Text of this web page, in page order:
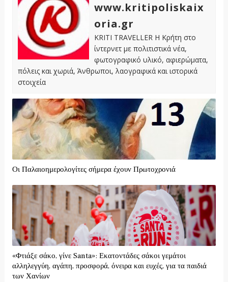
www.kritipoliskaix
oria.gr
KRITI TRAVELLER Η Κρήτη στο
ίντερνετ με πολιτιστικά νέα,
φωτογραφικό υλικό, αφιερώματα,
πόλεις και χωριά, Άνθρωποι, λαογραφικά και ιστορικά
στοιχεία
Οι Παλαιοημερολογίτες σήμερα έχουν Πρωτοχρονιά
«Φτιάξε σάκο, γίνε Santa»: Εκατοντάδες σάκοι γεμάτοι
αλληλεγγύη, αγάπη, προσφορά, όνειρα και ευχές, για τα παιδιά
των Χανίων